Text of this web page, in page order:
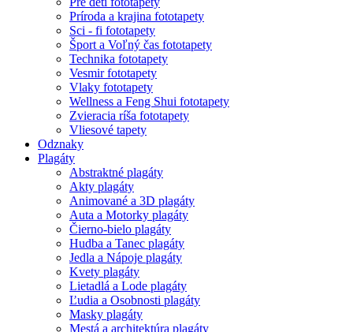
Príroda a krajina fototapety
Sci - fi fototapety
Šport a Voľný čas fototapety
Technika fototapety
Vesmir fototapety
Vlaky fototapety
Wellness a Feng Shui fototapety
Zvieracia ríša fototapety
Vliesové tapety
Odznaky
Plagáty
Abstraktné plagáty
Akty plagáty
Animované a 3D plagáty
Auta a Motorky plagáty
Čierno-bielo plagáty
Hudba a Tanec plagáty
Jedla a Nápoje plagáty
Kvety plagáty
Lietadlá a Lode plagáty
Ľudia a Osobnosti plagáty
Masky plagáty
Mestá a architektúra plagáty